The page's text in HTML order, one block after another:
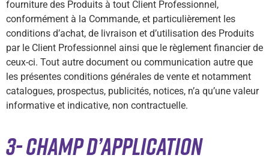
fourniture des Produits à tout Client Professionnel,
conformément à la Commande, et particulièrement les
conditions d’achat, de livraison et d’utilisation des Produits
par le Client Professionnel ainsi que le règlement financier de
ceux-ci. Tout autre document ou communication autre que
les présentes conditions générales de vente et notamment
catalogues, prospectus, publicités, notices, n’a qu’une valeur
informative et indicative, non contractuelle.
3- CHAMP D’APPLICATION